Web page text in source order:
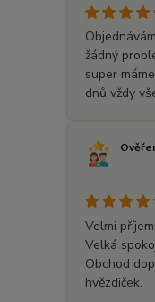
žádný
super
dnů vždy
Velmi
Velká
Obchod
hvězdiček.